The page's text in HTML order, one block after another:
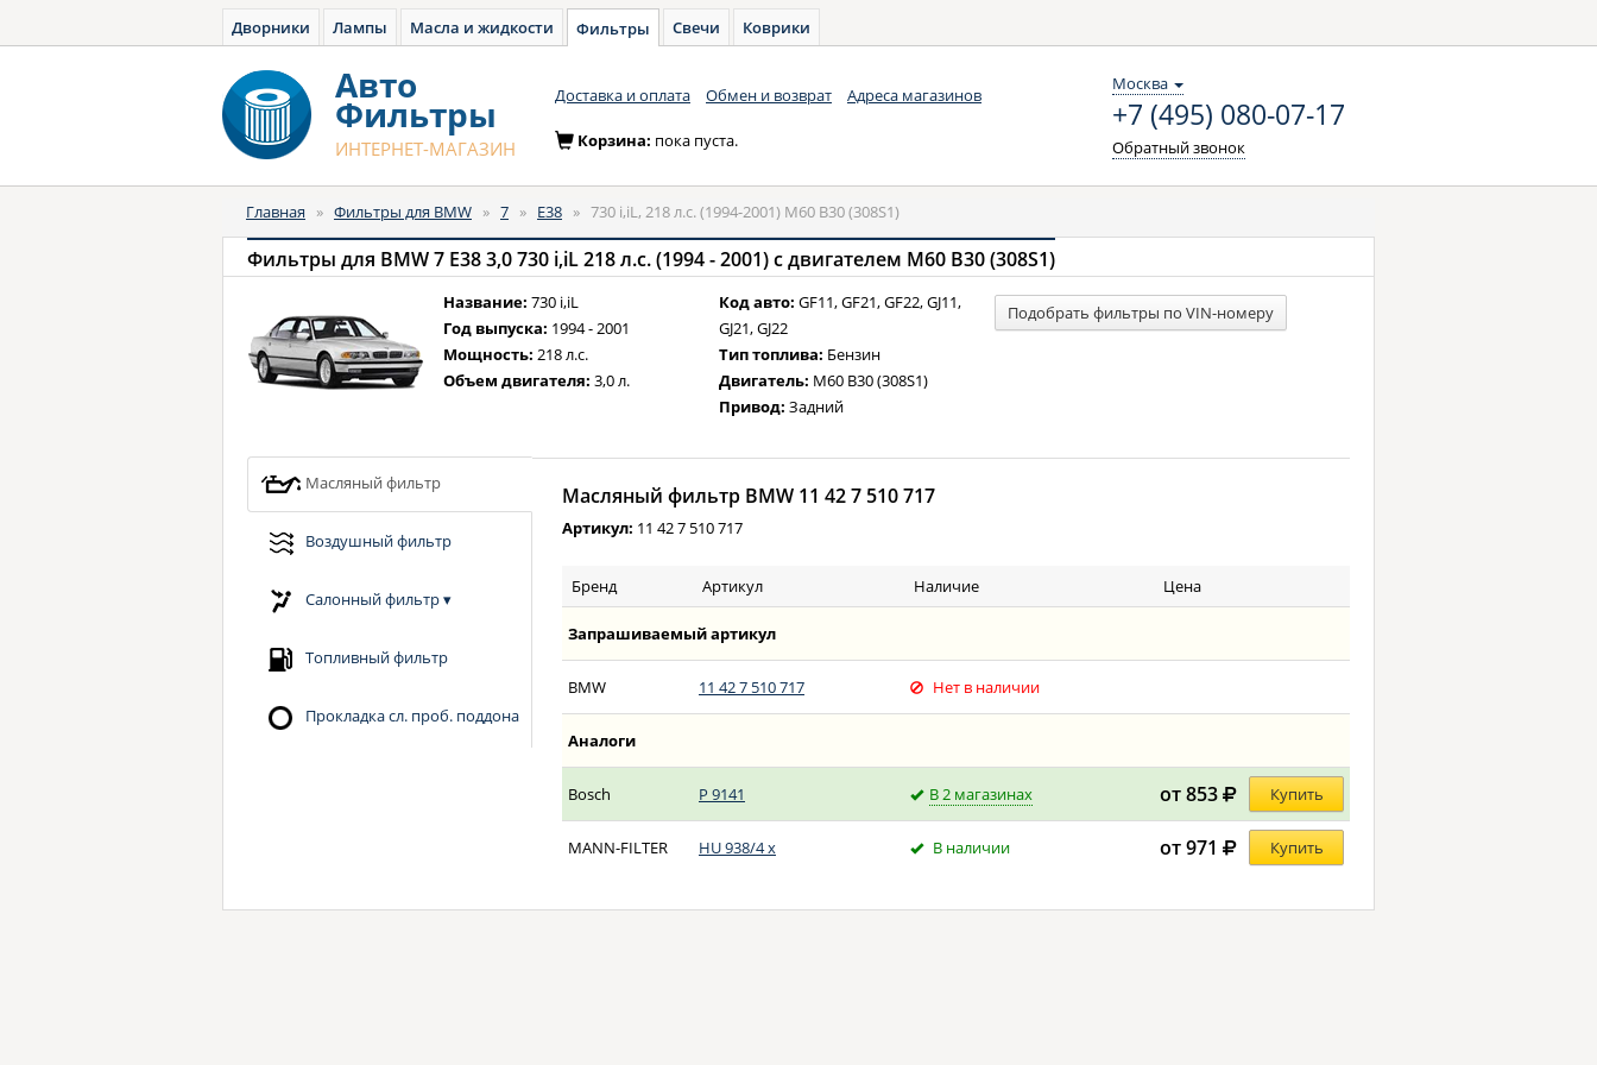
Дворники Лампы Масла и жидкости Фильтры Свечи Коврики
Авто
Фильтры
ИНТЕРНЕТ-МАГАЗИН
Доставка и оплата Обмен и возврат Адреса магазинов
Москва
+7 (495) 080-07-17
Обратный звонок
Корзина: пока пуста.
Главная » Фильтры для BMW » 7 » E38 » 730 i,iL, 218 л.с. (1994-2001) M60 B30 (308S1)
Фильтры для BMW 7 E38 3,0 730 i,iL 218 л.с. (1994 - 2001) с двигателем M60 B30 (308S1)
Название: 730 i,iL
Год выпуска: 1994 - 2001
Мощность: 218 л.с.
Объем двигателя: 3,0 л.
Код авто: GF11, GF21, GF22, GJ11,
GJ21, GJ22
Тип топлива: Бензин
Двигатель: M60 B30 (308S1)
Привод: Задний
Подобрать фильтры по VIN-номеру
Масляный фильтр
Воздушный фильтр
Салонный фильтр▾
Топливный фильтр
Прокладка сл. проб. поддона
Масляный фильтр BMW 11 42 7 510 717
Артикул: 11 42 7 510 717
Бренд Артикул Наличие Цена
Запрашиваемый артикул
BMW 11 42 7 510 717 Нет в наличии
Аналоги
Bosch P 9141 В 2 магазинах от 853 Купить
MANN-FILTER HU 938/4 x В наличии от 971 Купить